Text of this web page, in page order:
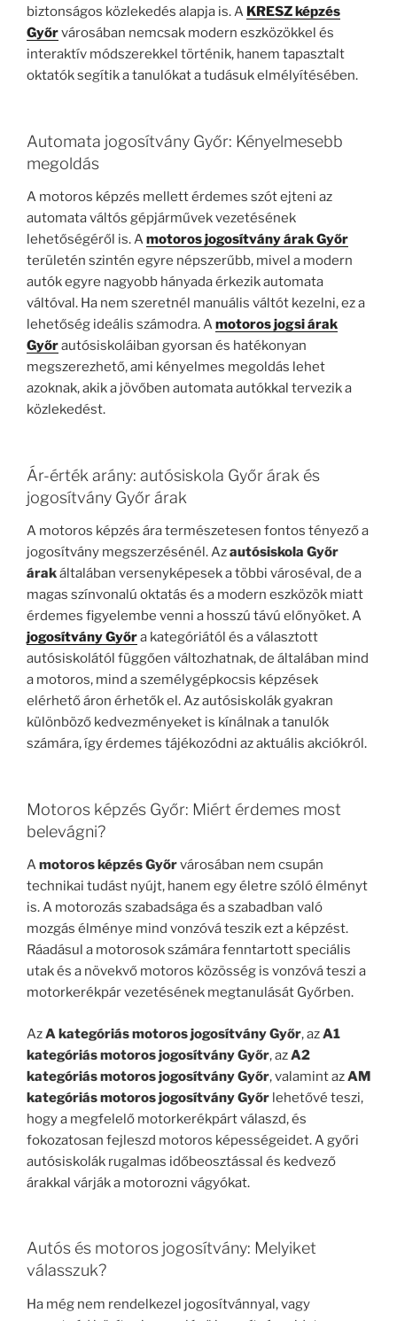
biztonságos közlekedés alapja is. A KRESZ képzés
Győrvárosában nemcsak modern eszközökkel és
interaktív módszerekkel történik, hanem tapasztalt
oktatók segítik a tanulókat a tudásuk elmélyítésében.
Automata jogosítvány Győr: Kényelmesebb
megoldás
A motoros képzés mellett érdemes szót ejteni az
automata váltós gépjárművek vezetésének
lehetőségéről is. Amotoros jogosítvány árak Győr
területén szintén egyre népszerűbb, mivel a modern
autók egyre nagyobb hányada érkezik automata
váltóval. Ha nem szeretnél manuális váltót kezelni, ez a
lehetőség ideális számodra. Amotoros jogsi árak
Győrautósiskoláiban gyorsan és hatékonyan
megszerezhető, ami kényelmes megoldás lehet
azoknak, akik a jövőben automata autókkal tervezik a
közlekedést.
Ár-érték arány: autósiskola Győr árak és
jogosítvány Győr árak
A motoros képzés ára természetesen fontos tényező a
jogosítvány megszerzésénél. Azautósiskola Győr
árakáltalában versenyképesek a többi városéval, de a
magas színvonalú oktatás és a modern eszközök miatt
érdemes figyelembe venni a hosszú távú előnyöket. A
jogosítvány Győra kategóriától és a választott
autósiskolától függően változhatnak, de általában mind
a motoros, mind a személygépkocsis képzések
elérhető áron érhetők el. Az autósiskolák gyakran
különböző kedvezményeket is kínálnak a tanulók
számára, így érdemes tájékozódni az aktuális akciókról.
Motoros képzés Győr: Miért érdemes most
belevágni?
Amotoros képzés Győrvárosában nem csupán
technikai tudást nyújt, hanem egy életre szóló élményt
is. A motorozás szabadsága és a szabadban való
mozgás élménye mind vonzóvá teszik ezt a képzést.
Ráadásul a motorosok számára fenntartott speciális
utak és a növekvő motoros közösség is vonzóvá teszi a
motorkerékpár vezetésének megtanulását Győrben.
AzA kategóriás motoros jogosítvány Győr, azA1
kategóriás motoros jogosítvány Győr, azA2
kategóriás motoros jogosítvány Győr, valamint azAM
kategóriás motoros jogosítvány Győr lehetővé teszi,
hogy a megfelelő motorkerékpárt válaszd, és
fokozatosan fejleszd motoros képességeidet. A győri
autósiskolák rugalmas időbeosztással és kedvező
árakkal várják a motorozni vágyókat.
Autós és motoros jogosítvány: Melyiket
válasszuk?
Ha még nem rendelkezel jogosítvánnyal, vagy